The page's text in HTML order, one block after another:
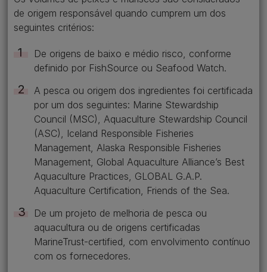
de origem responsável quando cumprem um dos
seguintes critérios:​
De origens de baixo e médio risco, conforme
definido por FishSource ou Seafood Watch​.
A pesca ou origem dos ingredientes foi certificada
por um dos seguintes: Marine Stewardship
Council (MSC), Aquaculture Stewardship Council
(ASC), Iceland Responsible Fisheries
Management, Alaska Responsible Fisheries
Management, Global Aquaculture Alliance’s Best
Aquaculture Practices, GLOBAL G.A.P.
Aquaculture Certification, Friends of the Sea​.
De um projeto de melhoria de pesca ou
aquacultura ou de origens certificadas
MarineTrust-certified, com envolvimento contínuo
com os fornecedores.​